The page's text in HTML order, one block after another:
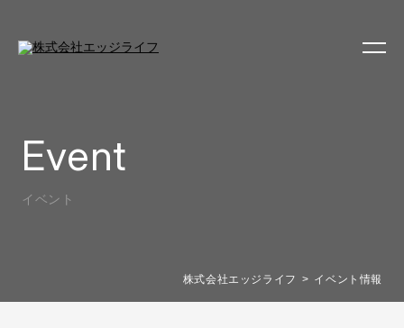
Event
イベント
株式会社エッジライフ イベント情報